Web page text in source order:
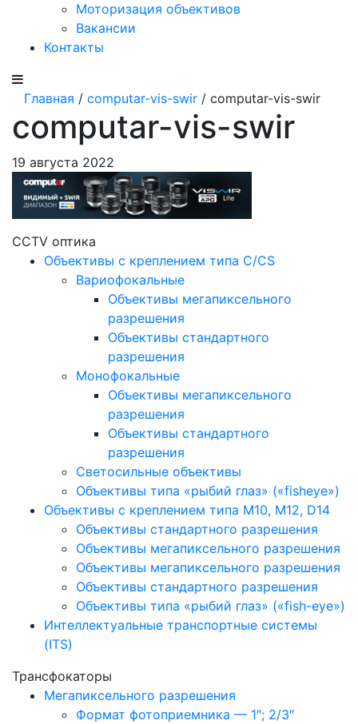
Моторизация объективов
Вакансии
Контакты
Главная / computar-vis-swir / computar-vis-swir
computar-vis-swir
19 августа 2022
CCTV оптика
Объективы с креплением типа C/CS
Вариофокальные
Объективы мегапиксельного
разрешения
Объективы стандартного
разрешения
Монофокальные
Объективы мегапиксельного
разрешения
Объективы стандартного
разрешения
Светосильные объективы
Объективы типа «рыбий глаз» («fisheye»)
Объективы с креплением типа M10, M12, D14
Объективы стандартного разрешения
Объективы мегапиксельного разрешения
Объективы мегапиксельного разрешения
Объективы стандартного разрешения
Объективы типа «рыбий глаз» («fish-eye»)
Интеллектуальные транспортные системы
(ITS)
Трансфокаторы
Мегапиксельного разрешения
Формат фотоприемника — 1″; 2/3″